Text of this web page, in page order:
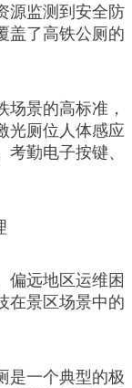
源监测到安全防
盖了高铁公厕的
景的高标准，
光厕位人体感应
勤电子按键、
偏远地区运维困
在景区场景中的
是一个典型的极